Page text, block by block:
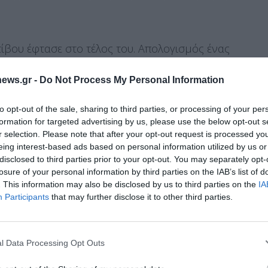
- Do Not Process My Personal Information
opt-out of the sale, sharing to third parties, or processing of your
for targeted advertising by us, please use the below opt-out
selection. Please note that after your opt-out request is processed
interest-based ads based on personal information utilized by us
to third parties prior to your opt-out. You may separately
of your personal information by third parties on the IAB’s list of
This information may also be disclosed by us to third parties on the
Participants that may further disclose it to other third parties.
Data Processing Opt Outs
Διαχείριση Συγκατάθεσης
την καλύτερη εμπειρία, χρησιμοποιούμε τεχνολογίες όπως cookies για
θα μας επιτρέψει να επεξεργαστούμε δεδομένα προσωπικού
ή η ανάκληση της συγκατάθεσης, μπορεί να επηρεάσει
έφτασε στο τέλος του. Απολογισμός ένας
στην καλύτερη μας βολή και
ρεκόρ στη σφαίρα! Χρυσός
στο
ρεκόρ! Ασημένιος
στο δίσκο και
όλους όσους συνέβαλαν σε αυτό καθώς και
του χρόνου!”.